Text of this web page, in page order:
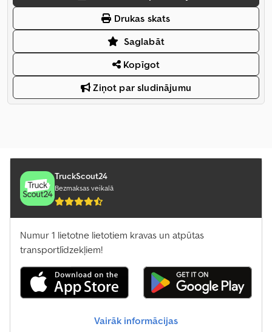
Drukas skats
Saglabāt
Kopīgot
Ziņot par sludinājumu
TruckScout24
Bezmaksas veikalā
Numur 1 lietotne lietotiem kravas un atpūtas
transportlīdzekļiem!
Vairāk informācijas